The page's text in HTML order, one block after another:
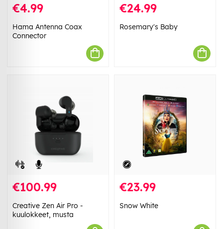
€4.99
Hama Antenna Coax
Connector
€24.99
Rosemary's Baby
€100.99
Creative Zen Air Pro -
kuulokkeet, musta
€23.99
Snow White